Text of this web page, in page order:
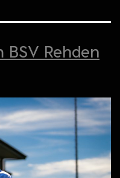
BSV Rehden